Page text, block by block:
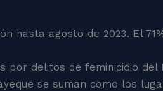
hasta agosto de 2023. El
por delitos de feminicidio
se suman como los